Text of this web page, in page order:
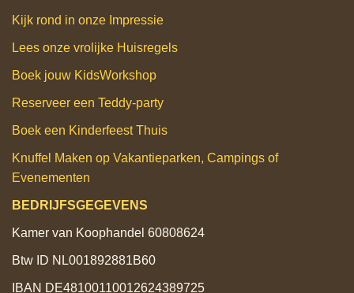
Kijk rond in onze Impressie
Lees onze vrolijke Huisregels
Boek jouw KidsWorkshop
Reserveer een Teddy‑party
Boek een Kinderfeest Thuis
Knuffel Maken op Vakantieparken, Campings of
Evenementen
BEDRIJFSGEGEVENS
Kamer van Koophandel 60808624
Btw ID NL001892881B60
IBAN DE48100110012624389725